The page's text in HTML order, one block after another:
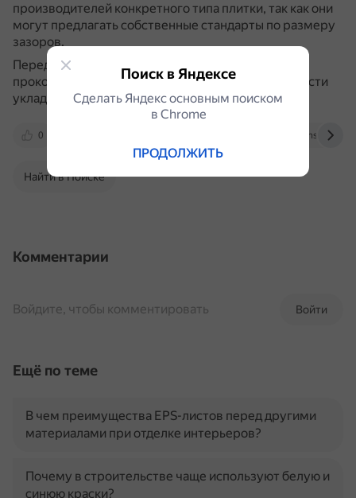
производителей конкретного типа плитки, так как они
могут предлагать собственные стандарты по размеру
зазоров.
Перед началом укладки плитки рекомендуется
проконсультироваться с профессионалами в области
укладки и дизайна.
0 rudesignshop.ru
Найти в Поиске
Комментарии
Войти
Войдите, чтобы комментировать
Ещё по теме
В чем преимущества EPS-листов перед другими
материалами при отделке интерьеров?
Почему в строительстве чаще используют белую и
синюю краски?
Поиск в Яндексе
Сделать Яндекс основным поиском
в Сhrome
ПРОДОЛЖИТЬ